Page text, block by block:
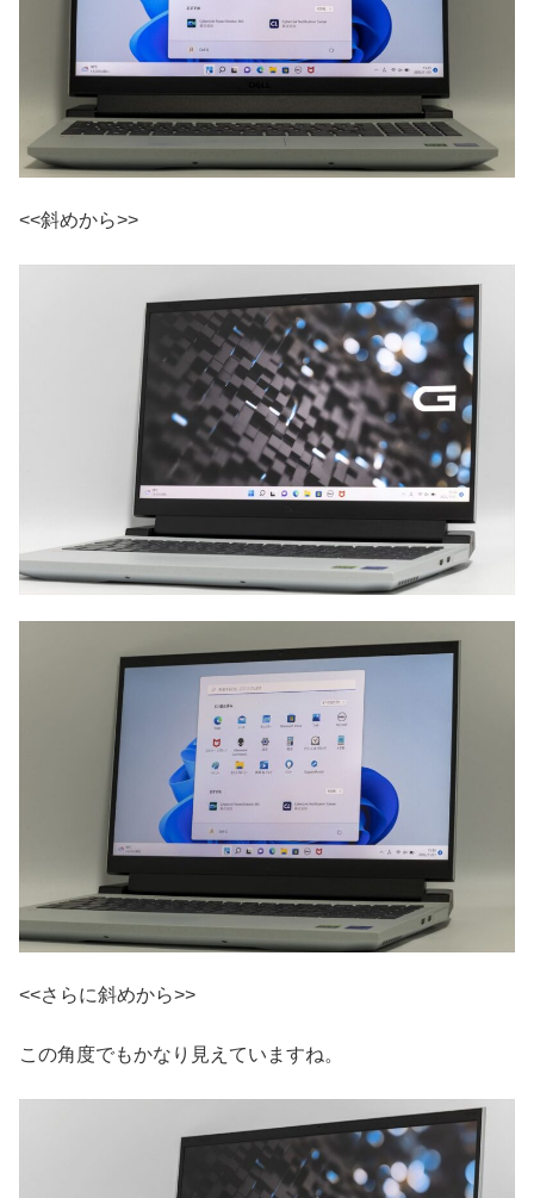
<<斜めから>>
<<さらに斜めから>>
この角度でもかなり見えていますね。